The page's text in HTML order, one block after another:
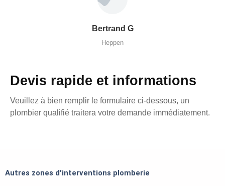
Bertrand G
Heppen
Devis rapide et informations
Veuillez à bien remplir le formulaire ci-dessous, un
plombier qualifié traitera votre demande immédiatement.
Autres zones d'interventions plomberie